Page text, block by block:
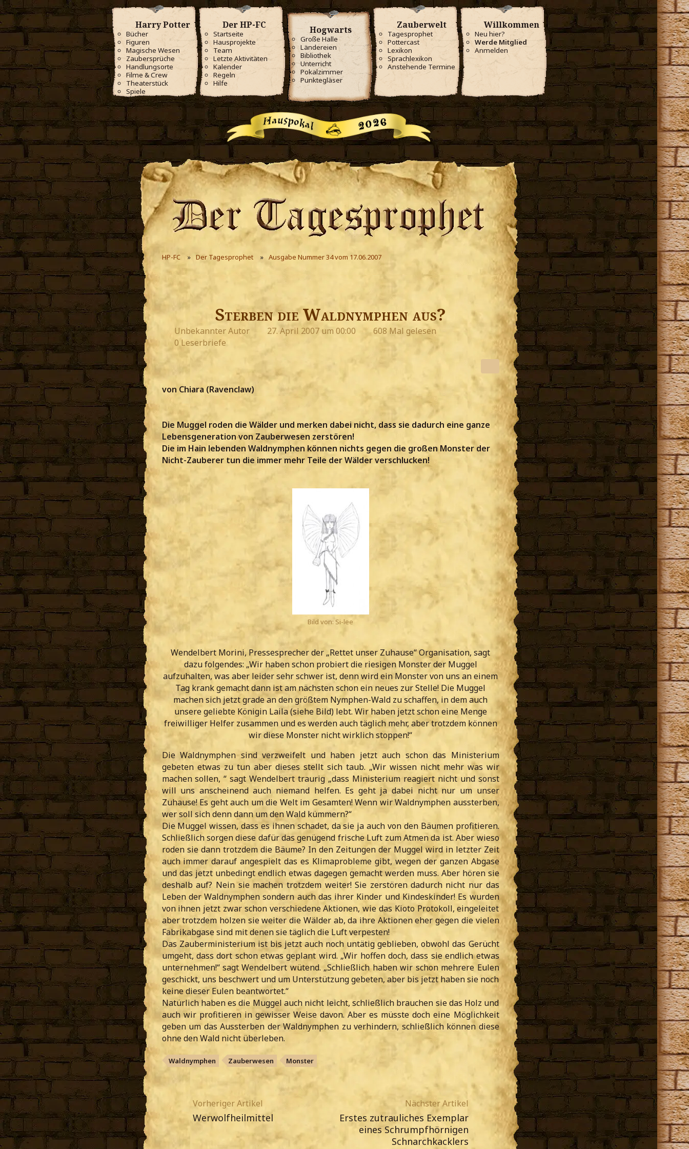
Harry Potter
Bücher
Figuren
Magische Wesen
Zaubersprüche
Handlungsorte
Filme & Crew
Theaterstück
Spiele
Der HP-FC
Startseite
Hausprojekte
Team
Letzte Aktivitäten
Kalender
Regeln
Hilfe
Hogwarts
Große Halle
Ländereien
Bibliothek
Unterricht
Pokalzimmer
Punktegläser
Zauberwelt
Tagesprophet
Pottercast
Lexikon
Sprachlexikon
Anstehende Termine
Willkommen
Neu hier?
Werde Mitglied
Anmelden
HP-FC Der Tagesprophet Ausgabe Nummer 34 vom 17.06.2007
Sterben die Waldnymphen aus?
Unbekannter Autor 27. April 2007 um 00:00
608 Mal gelesen
0 Leserbriefe
von Chiara (Ravenclaw)
Die Muggel roden die Wälder und merken dabei nicht, dass sie dadurch eine ganze
Lebensgeneration von Zauberwesen zerstören!
Die im Hain lebenden Waldnymphen können nichts gegen die großen Monster der
Nicht-Zauberer tun die immer mehr Teile der Wälder verschlucken!
Bild von: Si-lee
Wendelbert Morini, Pressesprecher der „Rettet unser Zuhause“ Organisation, sagt
dazu folgendes: „Wir haben schon probiert die riesigen Monster der Muggel
aufzuhalten, was aber leider sehr schwer ist, denn wird ein Monster von uns an einem
Tag krank gemacht dann ist am nächsten schon ein neues zur Stelle! Die Muggel
machen sich jetzt grade an den größtem Nymphen-Wald zu schaffen, in dem auch
unsere geliebte Königin Laila (siehe Bild) lebt. Wir haben jetzt schon eine Menge
freiwilliger Helfer zusammen und es werden auch täglich mehr, aber trotzdem können
wir diese Monster nicht wirklich stoppen!“
Die Waldnymphen sind verzweifelt und haben jetzt auch schon das Ministerium
gebeten etwas zu tun aber dieses stellt sich taub. „Wir wissen nicht mehr was wir
machen sollen, “ sagt Wendelbert traurig „dass Ministerium reagiert nicht und sonst
will uns anscheinend auch niemand helfen. Es geht ja dabei nicht nur um unser
Zuhause! Es geht auch um die Welt im Gesamten! Wenn wir Waldnymphen aussterben,
wer soll sich denn dann um den Wald kümmern?“
Die Muggel wissen, dass es ihnen schadet, da sie ja auch von den Bäumen profitieren.
Schließlich sorgen diese dafür das genügend frische Luft zum Atmen da ist. Aber wieso
roden sie dann trotzdem die Bäume? In den Zeitungen der Muggel wird in letzter Zeit
auch immer darauf angespielt das es Klimaprobleme gibt, wegen der ganzen Abgase
und das jetzt unbedingt endlich etwas dagegen gemacht werden muss. Aber hören sie
deshalb auf? Nein sie machen trotzdem weiter! Sie zerstören dadurch nicht nur das
Leben der Waldnymphen sondern auch das ihrer Kinder und Kindeskinder! Es wurden
von ihnen jetzt zwar schon verschiedene Aktionen, wie das Kioto Protokoll, eingeleitet
aber trotzdem holzen sie weiter die Wälder ab, da ihre Aktionen eher gegen die vielen
Fabrikabgase sind mit denen sie täglich die Luft verpesten!
Das Zauberministerium ist bis jetzt auch noch untätig geblieben, obwohl das Gerücht
umgeht, dass dort schon etwas geplant wird. „Wir hoffen doch, dass sie endlich etwas
unternehmen!“ sagt Wendelbert wütend. „Schließlich haben wir schon mehrere Eulen
geschickt, uns beschwert und um Unterstützung gebeten, aber bis jetzt haben sie noch
keine dieser Eulen beantwortet.“
Natürlich haben es die Muggel auch nicht leicht, schließlich brauchen sie das Holz und
auch wir profitieren in gewisser Weise davon. Aber es müsste doch eine Möglichkeit
geben um das Aussterben der Waldnymphen zu verhindern, schließlich können diese
ohne den Wald nicht überleben.
Waldnymphen Zauberwesen Monster
Vorheriger Artikel
Werwolfheilmittel
Nächster Artikel
Erstes zutrauliches Exemplar
eines Schrumpfhörnigen
Schnarchkacklers